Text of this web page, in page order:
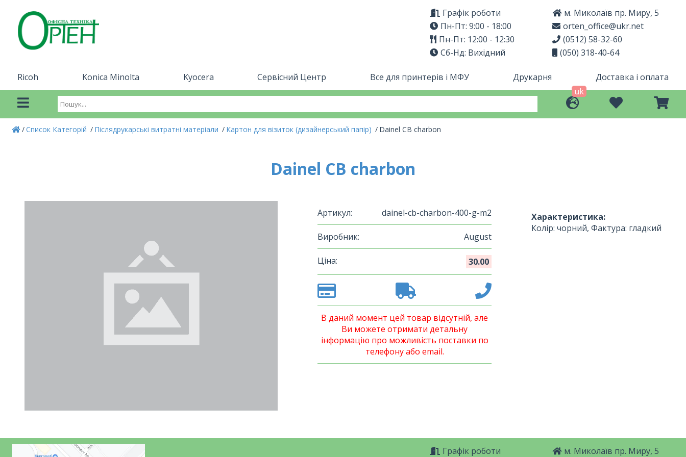
Графік роботи
Пн-Пт: 9:00 - 18:00
Пн-Пт: 12:00 - 12:30
Сб-Нд: Вихідний
м. Миколаїв пр. Миру, 5
orten_office@ukr.net
(0512) 58-32-60
(050) 318-40-64
Ricoh Konica Minolta Kyocera Сервісний Центр Все для принтерів і МФУ Друкарня
Доставка і оплата
uk
Список Категорій Післядрукарські витратні матеріали Картон для візиток (дизайнерський папір) Dainel CB charbon
Dainel CB charbon
Артикул: dainel-cb-charbon-400-g-m2
Виробник: August
Ціна: 30.00
В даний момент цей товар відсутній, але
Ви можете отримати детальну
інформацію про можливість поставки по
телефону або email.
Характеристика:
Колір: чорний, Фактура: гладкий
Графік роботи м. Миколаїв пр. Миру, 5